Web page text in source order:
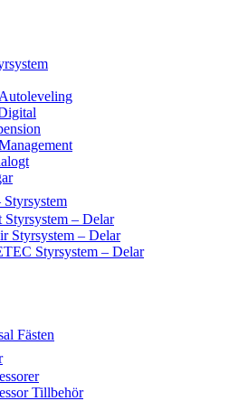
Styrsystem
– Delar
Styrsystem – Delar
Styrsystem – Delar
Fästen
Tillbehör